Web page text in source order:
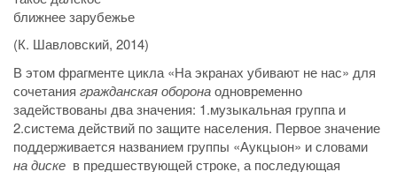
ближнее зарубежье
(К. Шавловский, 2014)
В этом фрагменте цикла «На экранах убивают не нас» для
сочетания гражданская оборонаодновременно
задействованы два значения: 1.музыкальная группа и
2.система действий по защите населения. Первое значение
поддерживается названием группы «Аукцыон» и словами
на диске в предшествующей строке, а последующая